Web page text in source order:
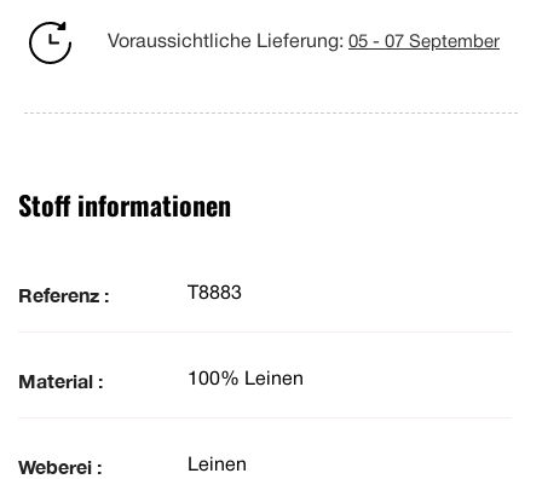
Voraussichtliche Lieferung: 05 - 07 September
Stoff informationen
Referenz : T8883
Material : 100% Leinen
Weberei : Leinen